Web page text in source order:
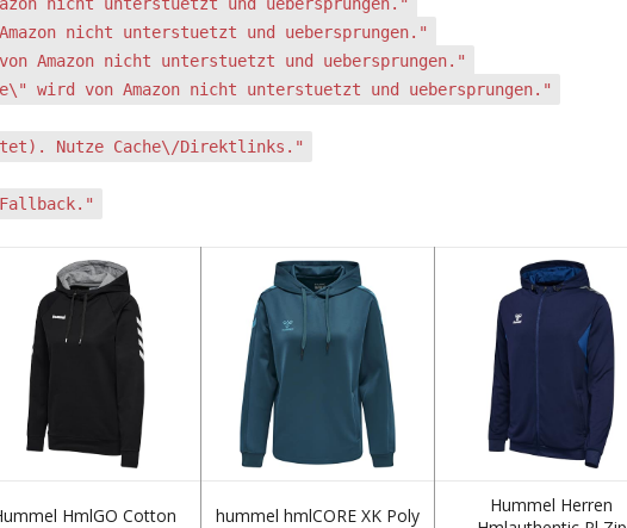
nicht unterstuetzt und uebersprungen."
nicht unterstuetzt und uebersprungen."
von Amazon nicht unterstuetzt und uebersprungen."
Nutze Cache\/Direktlinks."
HmlGO Cotton
hummel hmlCORE XK Poly
Hummel Herren